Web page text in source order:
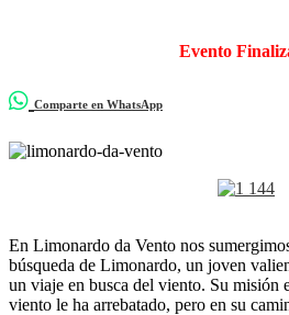
Evento
Comparte en WhatsApp
En Limonardo da Vento nos
búsqueda de Limonardo, un joven
un viaje en busca del viento. Su misión
viento le ha arrebatado, pero en su